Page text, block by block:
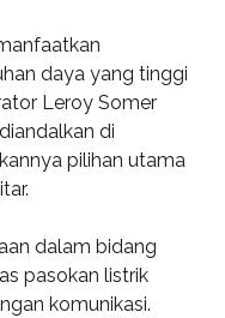
daya yang tinggi
Leroy Somer
di
pilihan utama
dalam bidang
pasokan listrik
komunikasi.